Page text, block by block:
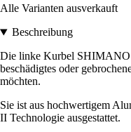
Alle Varianten ausverkauft
Beschreibung
Die linke Kurbel SHIMANO
beschädigtes oder
möchten.
Sie ist aus hochwertigem
II Technologie ausgestattet.